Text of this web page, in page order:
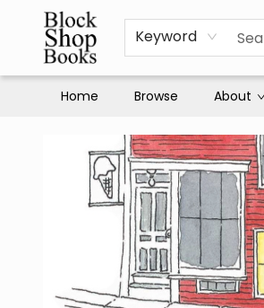
Keyword
Home Browse About